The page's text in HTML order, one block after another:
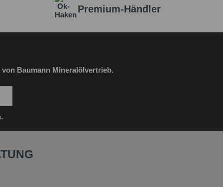
Premium-Händler
Baumann Mineralölvertrieb.